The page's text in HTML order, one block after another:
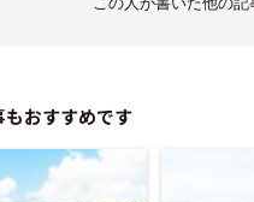
もおすすめです